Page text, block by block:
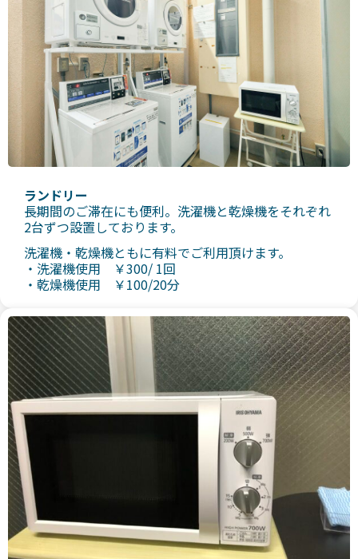
ランドリー
長期間のご滞在にも便利。洗濯機と乾燥機をそれぞれ
2台ずつ設置しております。
洗濯機・乾燥機ともに有料でご利用頂けます。
・洗濯機使用 ￥300/ 1回
・乾燥機使用 ￥100/20分